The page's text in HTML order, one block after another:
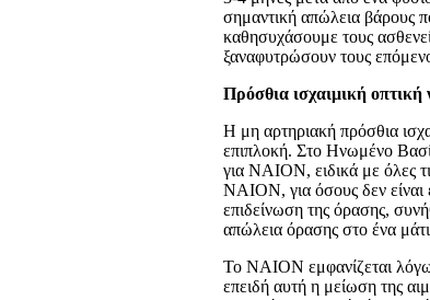
σημαντική απώλεια βάρους
καθησυχάσουμε τους
ξαναφυτρώσουν τους
Πρόσθια ισχαιμική οπτική
Η μη αρτηριακή πρόσθια
επιπλοκή. Στο Ηνωμένο
για NAION, ειδικά με όλες
NAION, για όσους δεν είναι
επιδείνωση της όρασης,
απώλεια όρασης στο ένα
Το NAION εμφανίζεται
επειδή αυτή η μείωση της